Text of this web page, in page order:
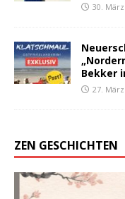
30.
Bekker
27.
ZEN GESCHICHTEN